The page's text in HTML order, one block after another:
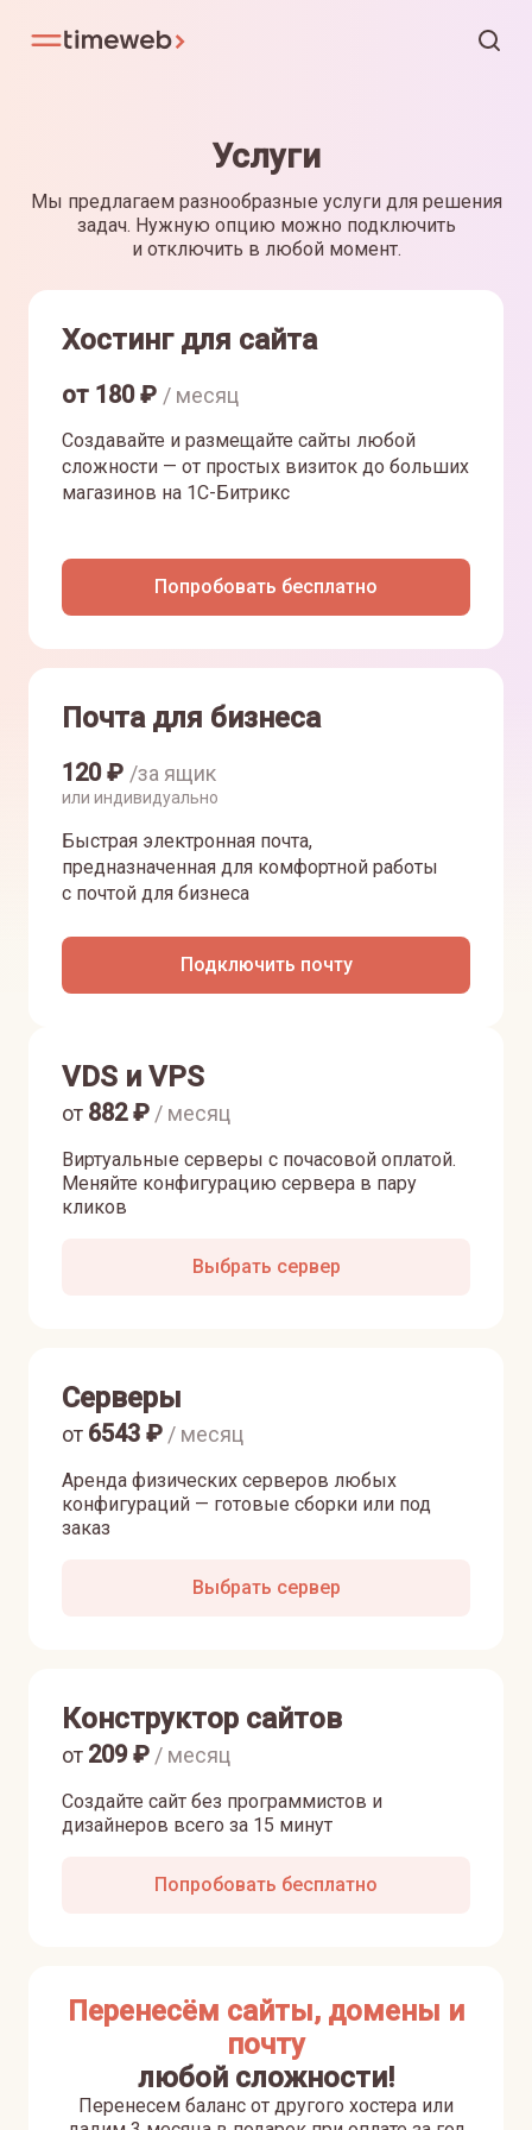
Услуги
Мы предлагаем разнообразные услуги для решения
задач. Нужную опцию можно подключить
и отключить в любой момент.
Хостинг для сайта
от 180₽ / месяц
Создавайте и размещайте сайты любой
сложности — от простых визиток до больших
магазинов на 1С-Битрикс
Попробовать бесплатно
Почта для бизнеса
120₽ /за ящик
или индивидуально
Быстрая электронная почта,
предназначенная для комфортной работы
с почтой для бизнеса
Подключить почту
VDS и VPS
Виртуальные серверы с почасовой оплатой.
Меняйте конфигурацию сервера в пару
кликов
от 882₽ / месяц
Выбрать сервер
Серверы
Аренда физических серверов любых
конфигураций — готовые сборки или под
заказ
от 6543 ₽ / месяц
Выбрать сервер
Конструктор сайтов
Создайте сайт без программистов и
дизайнеров всего за 15 минут
от 209₽ / месяц
Попробовать бесплатно
Перенесём сайты, домены и
почту
любой сложности!
Перенесем баланс от другого хостера или